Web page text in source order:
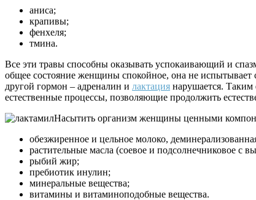
аниса;
крапивы;
фенхеля;
тмина.
Все эти травы способны оказывать успокаивающий и
общее состояние женщины спокойное, она не испытывает
другой гормон – адреналин и лактация нарушается. Таким
естественные процессы, позволяющие продолжить
Насытить организм женщины ценными
обезжиренное и цельное молоко,
растительные масла (соевое и подсолнечниковое с
рыбий жир;
пребиотик инулин;
минеральные вещества;
витамины и витаминоподобные вещества.